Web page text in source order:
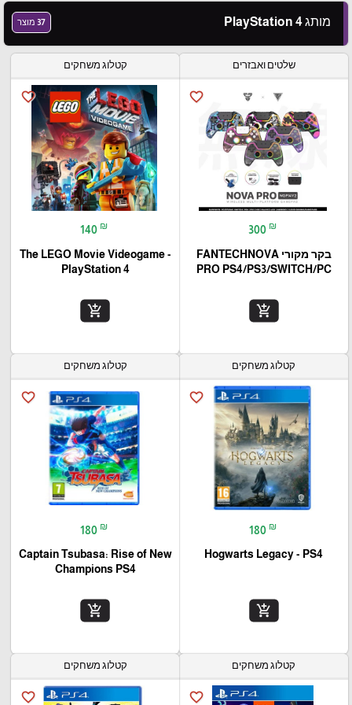
מותג PlayStation 4 37 מוצר
שלטים ואבזרים
favorite_border
300 ₪
בקר מקורי FANTECHNOVA
PRO PS4/PS3/SWITCH/PC
add_shopping_cart
קטלוג משחקים
favorite_border
140 ₪
The LEGO Movie Videogame -
PlayStation 4
add_shopping_cart
קטלוג משחקים
favorite_border
180 ₪
Hogwarts Legacy - PS4
add_shopping_cart
קטלוג משחקים
favorite_border
180 ₪
Captain Tsubasa: Rise of New
Champions PS4
add_shopping_cart
קטלוג משחקים
favorite_border
קטלוג משחקים
favorite_border